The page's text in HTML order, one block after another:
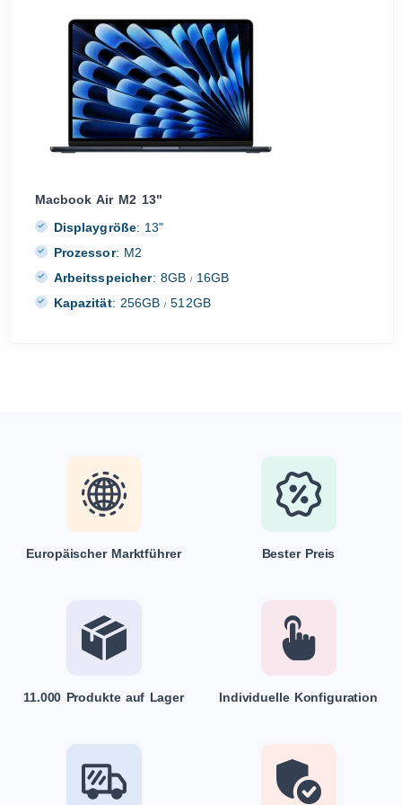
Macbook Air M2 13"
Displaygröße: 13"
Prozessor: M2
Arbeitsspeicher: 8GB / 16GB
Kapazität: 256GB/ 512GB
Europäischer Marktführer Bester Preis
11.000 Produkte auf Lager Individuelle Konfiguration